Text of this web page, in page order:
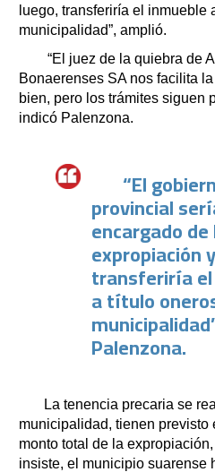
luego, transferiría el inmueble
municipalidad”, amplió.
“El juez de la quiebra de
Bonaerenses SA nos facilita
bien, pero los trámites siguen
indicó Palenzona.
“El
provincial
encargado
expropiación
transferiría
a título
Palenzona.
La tenencia precaria se
municipalidad, tienen previsto
monto total de la
insiste, el municipio suarense